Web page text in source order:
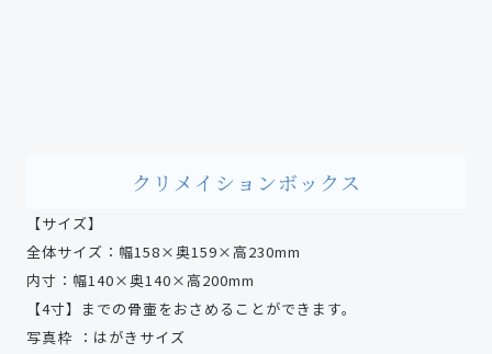
クリメイションボックス
【サイズ】
全体サイズ：幅158×奥159×高230mm
内寸：幅140×奥140×高200mm
【4寸】までの骨壷をおさめることができます。
写真枠 ：はがきサイズ